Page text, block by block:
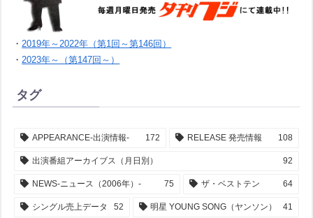
・ 2019年～2022年（第1回～第146回）
・ 2023年～（第147回～）
タグ
APPEARANCE-出演情報- 172 RELEASE 発売情報 108
出演番組アーカイブス（月日別） 92
NEWS-ニュース（2006年）- 75 ザ・ベストテン 64
シングル売上データ 52 明星 YOUNG SONG（ヤンソン） 41